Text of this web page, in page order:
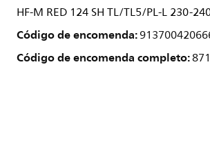
HF-M RED 124 SH TL/TL5/PL-L 230-
Código de encomenda:
Código de encomenda completo: